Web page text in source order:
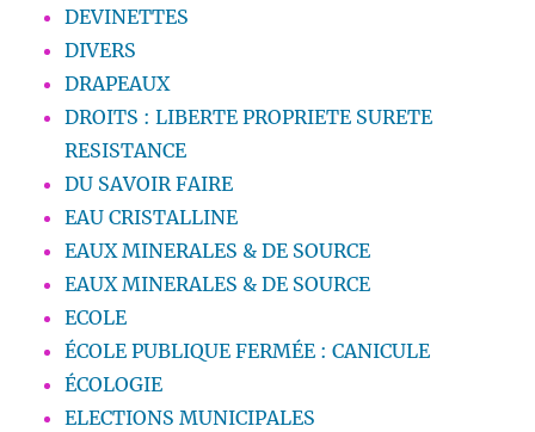
DEVINETTES
DIVERS
DRAPEAUX
DROITS : LIBERTE PROPRIETE SURETE
RESISTANCE
DU SAVOIR FAIRE
EAU CRISTALLINE
EAUX MINERALES & DE SOURCE
EAUX MINERALES & DE SOURCE
ECOLE
ÉCOLE PUBLIQUE FERMÉE : CANICULE
ÉCOLOGIE
ELECTIONS MUNICIPALES